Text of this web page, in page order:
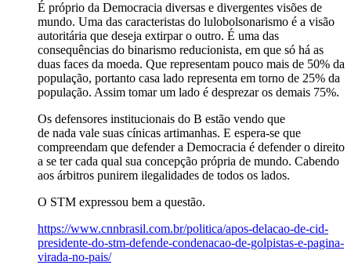
É próprio da Democracia diversas e divergentes visões de
mundo. Uma das caracteristas do lulobolsonarismo é a visão
autoritária que deseja extirpar o outro. É uma das
consequências do binarismo reducionista, em que só há as
duas faces da moeda. Que representam pouco mais de 50% da
população, portanto casa lado representa em torno de 25% da
população. Assim tomar um lado é desprezar os demais 75%.
Os defensores institucionais do B estão vendo que
de nada vale suas cínicas artimanhas. E espera-se que
compreendam que defender a Democracia é defender o direito
a se ter cada qual sua concepção própria de mundo. Cabendo
aos árbitros punirem ilegalidades de todos os lados.
O STM expressou bem a questão.
https://www.cnnbrasil.com.br/politica/apos-delacao-de-cid-
presidente-do-stm-defende-condenacao-de-golpistas-e-pagina-
virada-no-pais/